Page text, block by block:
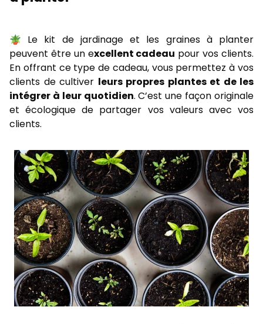
🪴 Le kit de jardinage et les graines à planter
peuvent être un excellent cadeau pour vos clients.
En offrant ce type de cadeau, vous permettez à vos
clients de cultiver leurs propres plantes et de les
intégrer à leur quotidien. C’est une façon originale
et écologique de partager vos valeurs avec vos
clients.